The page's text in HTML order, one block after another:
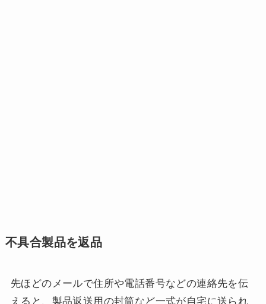
不具合製品を返品
先ほどのメールで住所や電話番号などの連絡先を伝
えると、製品返送用の封筒など一式が自宅に送られ